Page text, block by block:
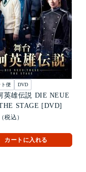
便 DVD
英雄伝説 DIE NEUE
STAGE [DVD]
税込）
カートに入れる